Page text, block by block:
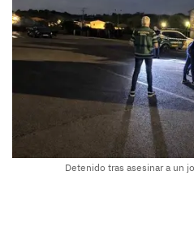
Detenido tras asesinar a un